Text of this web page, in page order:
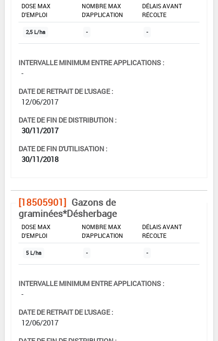
DOSE MAX
D'EMPLOI
NOMBRE MAX
D'APPLICATION
DÉLAIS AVANT
RÉCOLTE
2,5 L/ha - -
INTERVALLE MINIMUM ENTRE APPLICATIONS :
-
DATE DE RETRAIT DE L'USAGE :
12/06/2017
DATE DE FIN DE DISTRIBUTION :
30/11/2017
DATE DE FIN D'UTILISATION :
30/11/2018
[18505901] Gazons de
graminées*Désherbage
DOSE MAX
D'EMPLOI
NOMBRE MAX
D'APPLICATION
DÉLAIS AVANT
RÉCOLTE
5 L/ha - -
INTERVALLE MINIMUM ENTRE APPLICATIONS :
-
DATE DE RETRAIT DE L'USAGE :
12/06/2017